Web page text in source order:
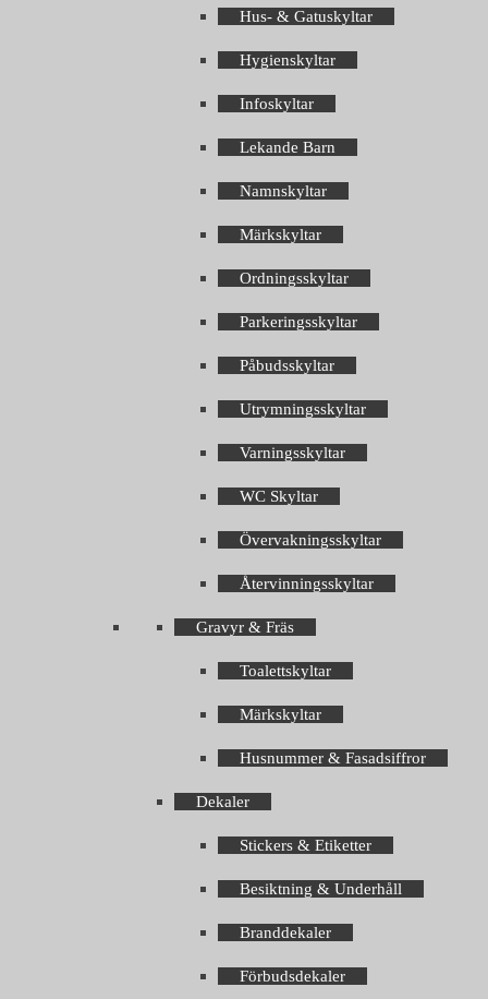
Hus- & Gatuskyltar
Hygienskyltar
Infoskyltar
Lekande Barn
Namnskyltar
Märkskyltar
Ordningsskyltar
Parkeringsskyltar
Påbudsskyltar
Utrymningsskyltar
Varningsskyltar
WC Skyltar
Övervakningsskyltar
Återvinningsskyltar
Gravyr & Fräs
Toalettskyltar
Märkskyltar
Husnummer & Fasadsiffror
Dekaler
Stickers & Etiketter
Besiktning & Underhåll
Branddekaler
Förbudsdekaler